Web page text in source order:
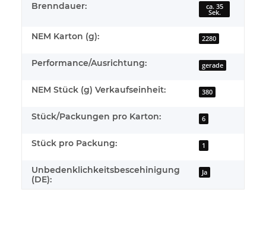
Brenndauer: ca. 35
Sek.
NEM Karton (g): 2280
Performance/Ausrichtung: gerade
NEM Stück (g) Verkaufseinheit: 380
Stück/Packungen pro Karton: 6
Stück pro Packung: 1
Unbedenklichkeitsbescehinigung
(DE):
Ja